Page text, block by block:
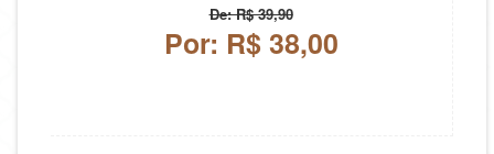
De: R$ 39,90
Por: R$ 38,00